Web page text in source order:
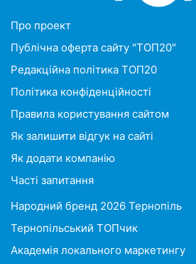
Про проект
Публічна оферта сайту "ТОП20"
Редакційна політика ТОП20
Політика конфіденційності
Правила користування сайтом
Як залишити відгук на сайті
Як додати компанію
Часті запитання
Народний бренд 2026 Тернопіль
Тернопільський ТОПчик
Академія локального маркетингу